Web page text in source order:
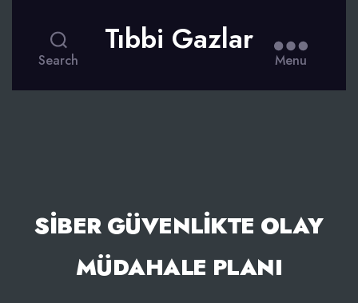
Search
Tıbbi Gazlar
Menu
SIBER GÜVENLIKTE OLAY
MÜDAHALE PLANI